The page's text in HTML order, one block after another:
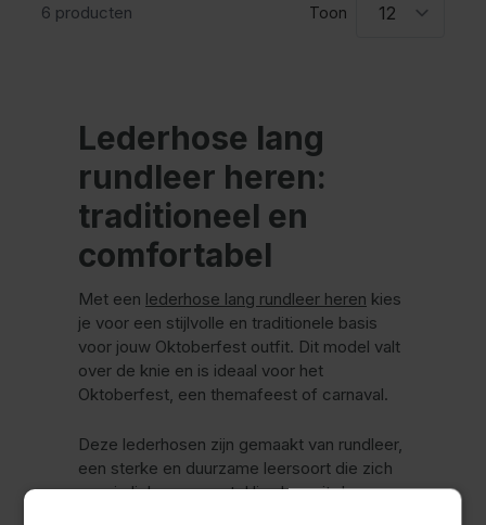
6 producten Toon
Lederhose lang
rundleer heren:
traditioneel en
comfortabel
Met een lederhose lang rundleer heren kies
je voor een stijlvolle en traditionele basis
voor jouw Oktoberfest outfit. Dit model valt
over de knie en is ideaal voor het
Oktoberfest, een themafeest of carnaval.
Deze lederhosen zijn gemaakt van rundleer,
een sterke en duurzame leersoort die zich
naar je lichaam vormt. Hierdoor zit de